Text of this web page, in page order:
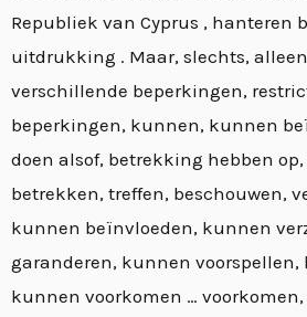
Republiek van Cyprus , hanteren
uitdrukking . Maar, slechts,
verschillende beperkingen,
beperkingen, kunnen, kunnen
doen alsof, betrekking hebben op,
betrekken, treffen, beschouwen,
kunnen beïnvloeden, kunnen
garanderen, kunnen voorspellen,
kunnen voorkomen …